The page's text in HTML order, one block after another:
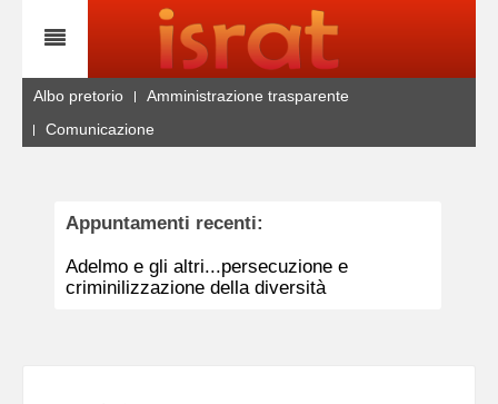
Albo pretorio
Amministrazione trasparente
Comunicazione
Appuntamenti recenti:
Adelmo e gli altri...persecuzione e
criminilizzazione della diversità